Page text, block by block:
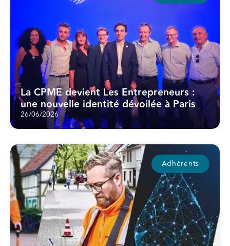
La CPME devient Les Entrepreneurs :
une nouvelle identité dévoilée à Paris
26/06/2026
Adhérents